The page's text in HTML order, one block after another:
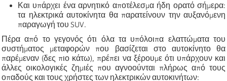
Και υπάρχει ένα αρνητικό αποτέλεσμα ήδη ορατό σήμερα:
τα ηλεκτρικά αυτοκίνητα θα παρατείνουν την αυξανόμενη
παραγωγή του SUV.
Πέρα από το γεγονός ότι όλα τα υπόλοιπα ελαττώματα του
συστήματος μεταφορών που βασίζεται στο αυτοκίνητο θα
παρέμεναν (δες πιο κάτω), πρέπει να ξέρουμε ότι υπάρχουν και
άλλες οικολογικές ζημιές που αγνοούνται πλήρως από τους
οπαδούς και τους χρήστες των ηλεκτρικών αυτοκινήτων: